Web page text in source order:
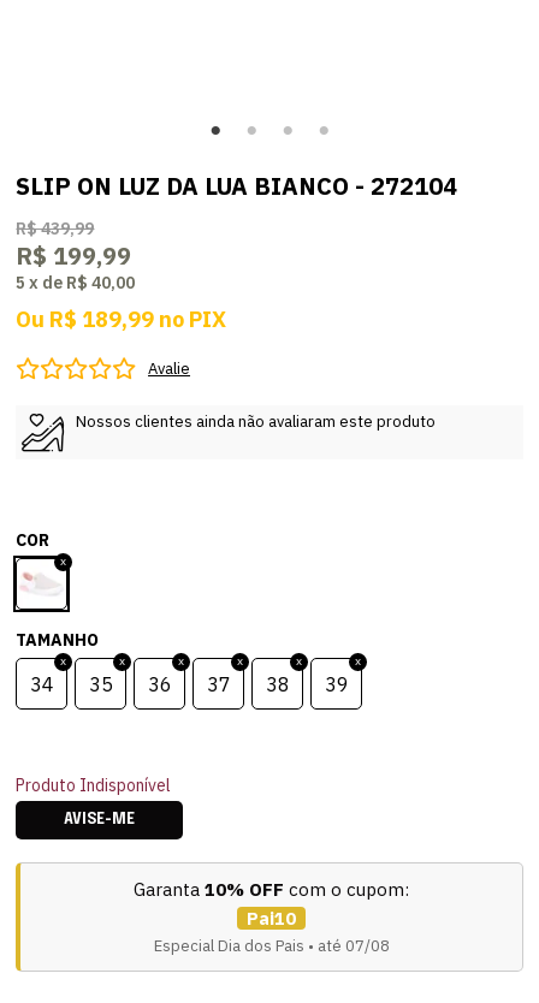
SLIP ON LUZ DA LUA BIANCO - 272104
R$ 439,99
R$ 199,99
5 x de R$ 40,00
Ou R$ 189,99 no PIX
Avalie
Nossos clientes ainda não avaliaram este produto
COR
TAMANHO
34 35 36 37 38 39
Produto Indisponível
AVISE-ME
Garanta 10% OFF com o cupom:
Pai10
Especial Dia dos Pais • até 07/08